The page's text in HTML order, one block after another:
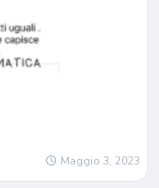
Maggio 3, 2023